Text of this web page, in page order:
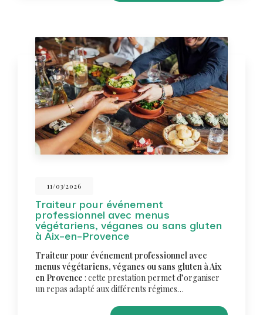
11/03/2026
Traiteur pour événement
professionnel avec menus
végétariens, véganes ou sans gluten
à Aix-en-Provence
Traiteur pour événement professionnel avec
menus végétariens, véganes ou sans gluten à Aix
en Provence : cette prestation permet d’organiser
un repas adapté aux différents régimes…